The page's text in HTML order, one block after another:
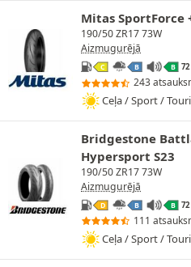
Mitas SportForce
190/50 ZR17 73W
Aizmugurējā
C B B
243
Ceļa / Sport /
Bridgestone
Hypersport S23
190/50 ZR17 73W
Aizmugurējā
D B B
111
Ceļa / Sport /